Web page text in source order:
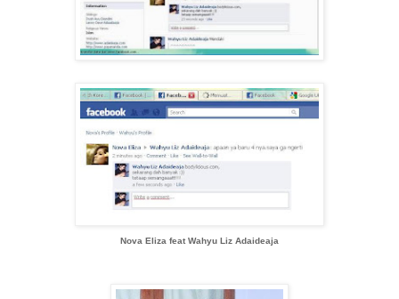
Nova Eliza feat Wahyu Liz Adaideaja